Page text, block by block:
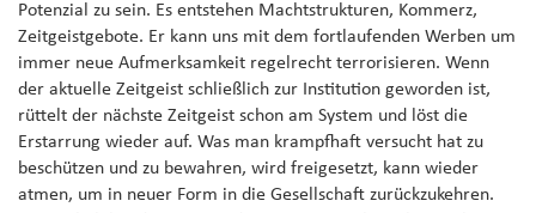
Potenzial zu sein. Es entstehen Machtstrukturen, Kommerz,
Zeitgeistgebote. Er kann uns mit dem fortlaufenden Werben um
immer neue Aufmerksamkeit regelrecht terrorisieren. Wenn
der aktuelle Zeitgeist schließlich zur Institution geworden ist,
rüttelt der nächste Zeitgeist schon am System und löst die
Erstarrung wieder auf. Was man krampfhaft versucht hat zu
beschützen und zu bewahren, wird freigesetzt, kann wieder
atmen, um in neuer Form in die Gesellschaft zurückzukehren.